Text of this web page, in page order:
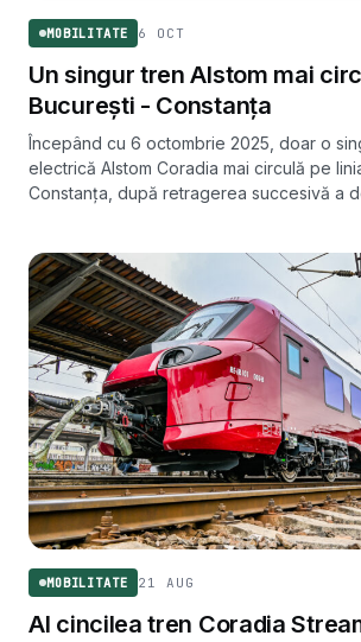
MOBILITATE 6 OCT
Un singur tren Alstom mai
București - Constanța
Începând cu 6 octombrie 2025, doar o
electrică Alstom Coradia mai circulă pe
Constanța, după retragerea succesivă a
MOBILITATE 21 AUG
Al cincilea tren Coradia